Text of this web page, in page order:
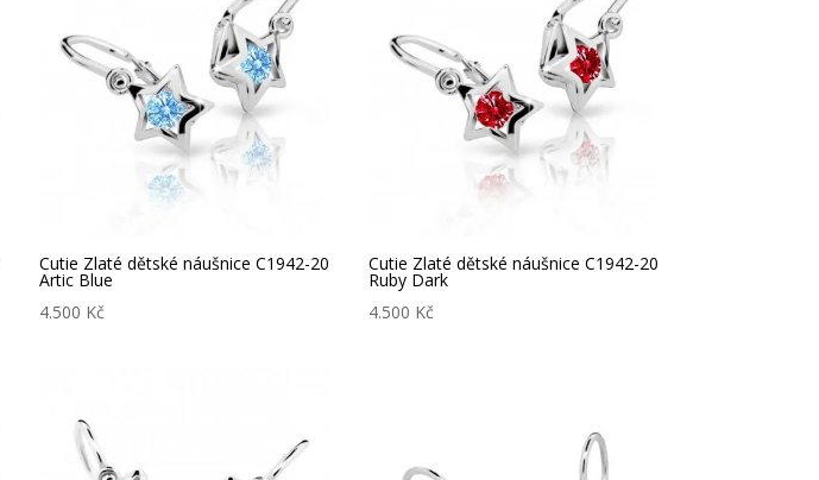
Cutie Zlaté dětské náušnice C1942-20
Artic Blue
4.500 Kč
Cutie Zlaté dětské náušnice C1942-20
Ruby Dark
4.500 Kč